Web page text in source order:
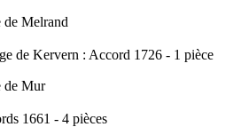
de Melrand
de Kervern : Accord 1726 - 1 pièce
de Mur
1661 - 4 pièces